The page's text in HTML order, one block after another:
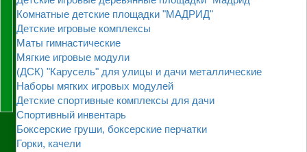
Комнатные детские площадки "МАДРИД"
Детские игровые комплексы
Маты гимнастические
Мягкие игровые модули
(ДСК) "Карусель" для улицы и дачи металлические
Наборы мягких игровых модулей
Детские спортивные комплексы для дачи
Спортивный инвентарь
Боксерские груши, боксерские перчатки
Горки, качели